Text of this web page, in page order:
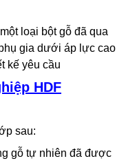
loại bột gỗ đã qua
gia dưới áp lực cao
kế yêu cầu
HDF
sau:
gỗ tự nhiên đã được